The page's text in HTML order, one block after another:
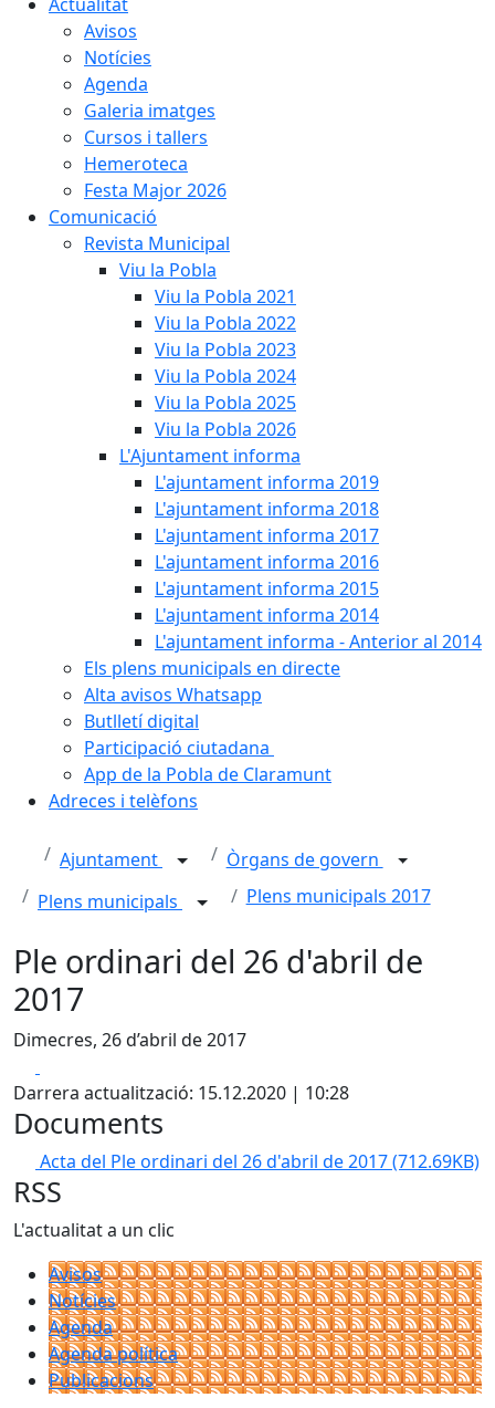
Avisos
Notícies
Agenda
Galeria imatges
Cursos i tallers
Hemeroteca
Festa Major 2026
Comunicació
Revista Municipal
Viu la Pobla
Viu la Pobla 2021
Viu la Pobla 2022
Viu la Pobla 2023
Viu la Pobla 2024
Viu la Pobla 2025
Viu la Pobla 2026
L'Ajuntament informa
L'ajuntament informa 2019
L'ajuntament informa 2018
L'ajuntament informa 2017
L'ajuntament informa 2016
L'ajuntament informa 2015
L'ajuntament informa 2014
L'ajuntament informa - Anterior al 2014
Els plens municipals en directe
Alta avisos Whatsapp
Butlletí digital
Participació ciutadana
App de la Pobla de Claramunt
Adreces i telèfons
Ajuntament
Òrgans de govern
Plens municipals
Plens municipals 2017
Ple ordinari del 26 d'abril de
2017
Dimecres, 26 d’abril de 2017
Darrera actualització: 15.12.2020 | 10:28
Documents
Acta del Ple ordinari del 26 d'abril de 2017(712.69KB)
RSS
L'actualitat a un clic
Avisos
Notícies
Agenda
Agenda política
Publicacions